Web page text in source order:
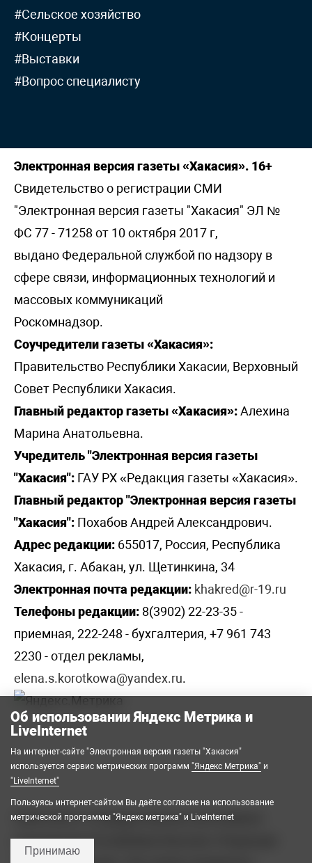
#Сельское хозяйство
#Концерты
#Выставки
#Вопрос специалисту
Электронная версия газеты «Хакасия». 16+
Свидетельство о регистрации СМИ
"Электронная версия газеты "Хакасия" ЭЛ №
ФС 77 - 71258 от 10 октября 2017 г,
выдано Федеральной службой по надзору в
сфере связи, информационных технологий и
массовых коммуникаций
Роскомнадзор.
Соучредители газеты «Хакасия»:
Правительство Республики Хакасии, Верховный
Совет Республики Хакасия.
Главный редактор газеты «Хакасия»:Алехина
Марина Анатольевна.
Учредитель "Электронная версия газеты
"Хакасия": ГАУ РХ «Редакция газеты «Хакасия».
Главный редактор "Электронная версия газеты
"Хакасия": Похабов Андрей Александрович.
Адрес редакции: 655017, Россия, Республика
Хакасия, г. Абакан, ул. Щетинкина, 34
Электронная почта редакции: khakred@r-19.ru
Телефоны редакции: 8(3902) 22-23-35 -
приемная, 222-248 - бухгалтерия, +7 961 743
2230 - отдел рекламы,
elena.s.korotkowa@yandex.ru.
2008-2026 © Государственное автономное
учреждение Республики Хакасия «Редакция
Об использовании Яндекс Метрика и
LiveInternet
На интернет-сайте "Электронная версия газеты "Хакасия"
используется сервис метрических программ "Яндекс Метрика" и
"LiveInternet"
Пользуясь интернет-сайтом Вы даёте согласие на использование
метрической программы "Яндекс метрика" и LiveInternet
Принимаю